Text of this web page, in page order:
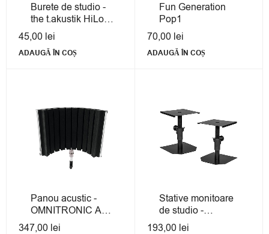
Burete de studio -
the t.akustik HiLo
N40
45,00 lei
ADAUGĂ ÎN COȘ
Fun Generation
Pop1
70,00 lei
ADAUGĂ ÎN COȘ
Panou acustic -
OMNITRONIC AS-
02
347,00 lei
Stative monitoare
de studio -
OMNITRONIC
193,00 lei